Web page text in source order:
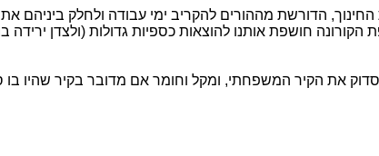
החינוך, הדורשת מההורים להקריב ימי עבודה ולחלק ביניהם
הקורונה חושפת אותנו להוצאות כספיות גדולות (ולצדן
את הקיר המשפחתי, ומקל וחומר אם מדובר בקיר שהיו בו